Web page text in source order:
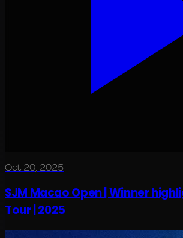
Oct 20, 2025
SJM Macao Open | Winner
Tour | 2025